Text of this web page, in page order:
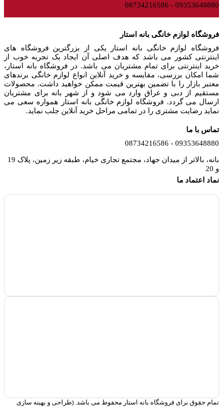
09353648880 - 08734216586
فروشگاه لوازم خانگی بانه استار
فروشگاه لوازم خانگی بانه استار یکی از بزرگترین فروشگاه های
اینترنتی کشور می باشد که هدف اصلی آن ایجاد یک تجربه خوب از
خرید اینترنتی برای تمام مشتریان می باشد. در فروشگاه بانه استار،
شما امکان بررسی، مقایسه و خرید آنلاین انواع لوازم خانگی برندهای
معتبر بازار را با تضمین بهترین قیمت ممکن خواهید داشت. محصولات
مستقیم از دبی و عراق وارد می شود و از شهر بانه برای مشتریان
ارسال می گردد. فروشگاه لوازم خانگی بانه استار همواره سعی می
نماید رضایت مشتری را در تمامی مراحل خرید آنلاین جلب نماید.
تماس با ما
09353648880 - 08734216586
بانه، بالاتر از میدان جهاد، مجتمع تجاری خیام، طبقه زیر زمین، پلاک 19
و 20
نماد اعتماد ما
تمام حقوق برای فروشگاه بانه استار محفوط می باشد. (طراحی و بهینه سازی